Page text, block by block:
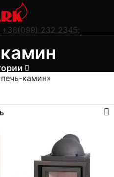
+38(099) 232 2345;
камин»